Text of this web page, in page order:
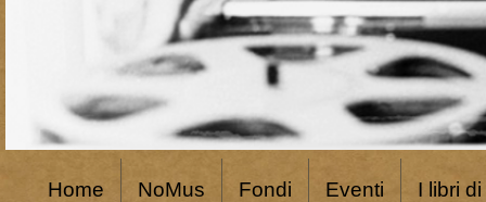
Home NoMus Fondi Eventi I libri